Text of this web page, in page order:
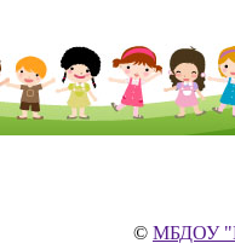
© МБДОУ